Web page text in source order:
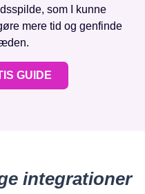
som I kunne
mere tid og genfinde
GUIDE
integrationer